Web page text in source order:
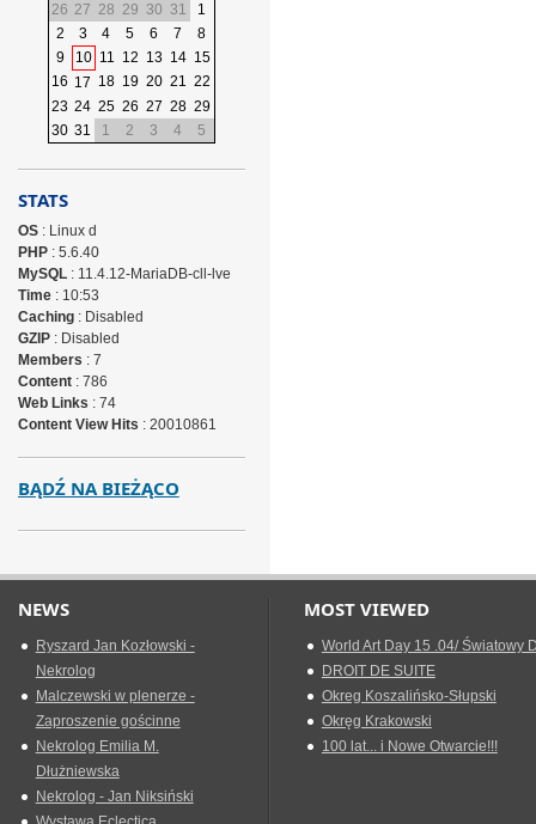
26 27 28 29 30 31
1
2
3 4 5 6 7
8
9
10 11 12 13 14 15
16 17 18 19 20 21 22
23 24 25 26 27 28 29
30 31 1 2 3 4 5
STATS
OS: Linux d
PHP: 5.6.40
MySQL: 11.4.12-MariaDB-cll-lve
Time: 10:53
Caching: Disabled
GZIP: Disabled
Members : 7
Content: 786
Web Links : 74
Content View Hits : 20010861
BĄDŹ NA BIEŻĄCO
NEWS
Ryszard Jan Kozłowski -
Nekrolog
Malczewski w plenerze -
Zaproszenie gościnne
Nekrolog Emilia M.
Dłużniewska
Nekrolog - Jan Niksiński
MOST VIEWED
World Art Day 15 .04/ Światowy
DROIT DE SUITE
Okreg Koszalińsko-Słupski
Okręg Krakowski
100 lat... i Nowe Otwarcie!!!